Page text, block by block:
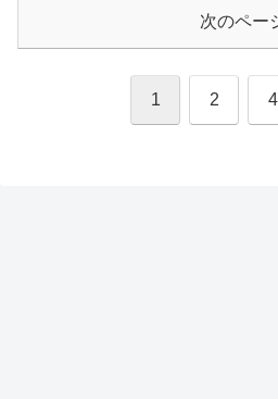
次のペー
1 2 4